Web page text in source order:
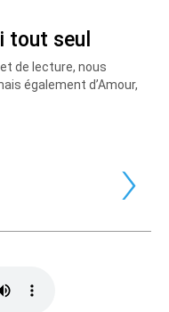
›
tout seul
de lecture, nous
également d’Amour,